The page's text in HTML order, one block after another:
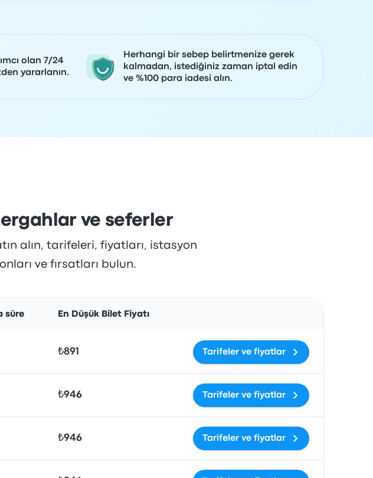
olan 7/24
yararlanın.
Herhangi bir sebep belirtmenize gerek
kalmadan, istediğiniz zaman iptal edin
ve %100 para iadesi alın.
ve seferler
alın, tarifeleri, fiyatları, istasyon
ve fırsatları bulun.
süre En Düşük Bilet Fiyatı
₺891 Tarifeler ve fiyatlar
₺946 Tarifeler ve fiyatlar
₺946 Tarifeler ve fiyatlar